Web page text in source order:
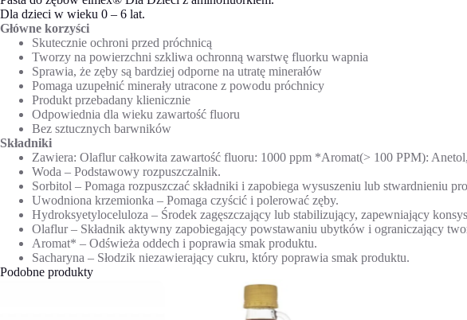
Dla dzieci w wieku 0 – 6 lat.
Główne korzyści
Skutecznie ochroni przed próchnicą
Tworzy na powierzchni szkliwa ochronną warstwę fluorku wapnia
Sprawia, że zęby są bardziej odporne na utratę minerałów
Pomaga uzupełnić minerały utracone z powodu próchnicy
Produkt przebadany klienicznie
Odpowiednia dla wieku zawartość fluoru
Bez sztucznych barwników
Składniki
Zawiera: Olaflur całkowita zawartość fluoru: 1000 ppm *Aromat(> 100 PPM):
Woda – Podstawowy rozpuszczalnik.
Sorbitol – Pomaga rozpuszczać składniki i zapobiega wysuszeniu lub stwardnieniu
Uwodniona krzemionka – Pomaga czyścić i polerować zęby.
Hydroksyetyloceluloza – Środek zagęszczający lub stabilizujący, zapewniający
Olaflur – Składnik aktywny zapobiegający powstawaniu ubytków i ograniczający
Aromat* – Odświeża oddech i poprawia smak produktu.
Sacharyna – Słodzik niezawierający cukru, który poprawia smak produktu.
Podobne produkty